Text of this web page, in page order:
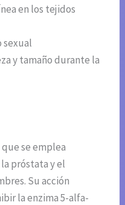
en los tejidos
sexual
y tamaño durante la
se emplea
próstata y el
Su acción
la enzima 5-alfa-